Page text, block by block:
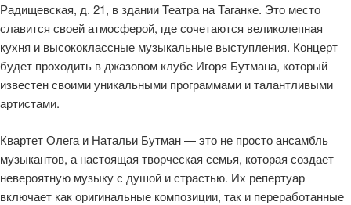
Радищевская, д. 21, в здании Театра на Таганке. Это место
славится своей атмосферой, где сочетаются великолепная
кухня и высококлассные музыкальные выступления. Концерт
будет проходить в джазовом клубе Игоря Бутмана, который
известен своими уникальными программами и талантливыми
артистами.
Квартет Олега и Натальи Бутман — это не просто ансамбль
музыкантов, а настоящая творческая семья, которая создает
невероятную музыку с душой и страстью. Их репертуар
включает как оригинальные композиции, так и переработанные